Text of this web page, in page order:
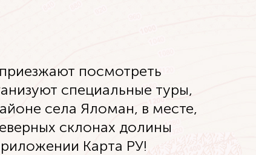
посмотреть
специальные туры,
села Яломан, в месте,
склонах долины
Карта РУ!